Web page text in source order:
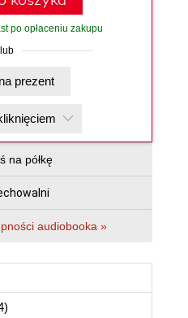
po opłaceniu zakupu
lub
Kup na prezent
na półkę
audiobooka »